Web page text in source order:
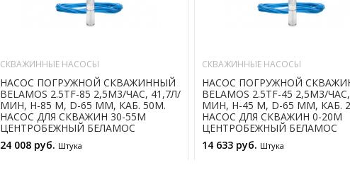
СКВАЖИННЫЕ НАСОСЫ
НАСОС ПОГРУЖНОЙ СКВАЖИННЫЙ
BELAMOS 2.5TF-85 2,5М3/ЧАС, 41,7Л/
МИН, Н-85 М, D-65 ММ, КАБ. 50М.
НАСОС ДЛЯ СКВАЖИН 30-55М
ЦЕНТРОБЕЖНЫЙ БЕЛАМОС
24 008 руб. Штука
СКВАЖИННЫЕ НАСОСЫ
НАСОС ПОГРУЖНОЙ
BELAMOS 2.5TF-45 2,5М3/
МИН, Н-45 М, D-65 ММ, КАБ.
НАСОС ДЛЯ СКВАЖИН 0-20М
ЦЕНТРОБЕЖНЫЙ БЕЛАМОС
14 633 руб. Штука